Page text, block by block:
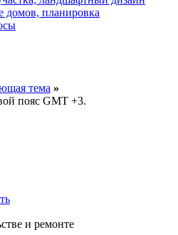
домов, планировка
тема »
пояс GMT +3.
и ремонте